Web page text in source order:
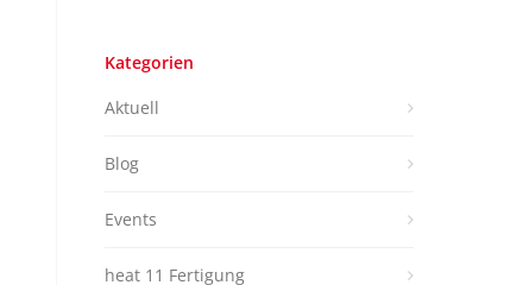
Kategorien
Aktuell
Blog
Events
heat 11 Fertigung